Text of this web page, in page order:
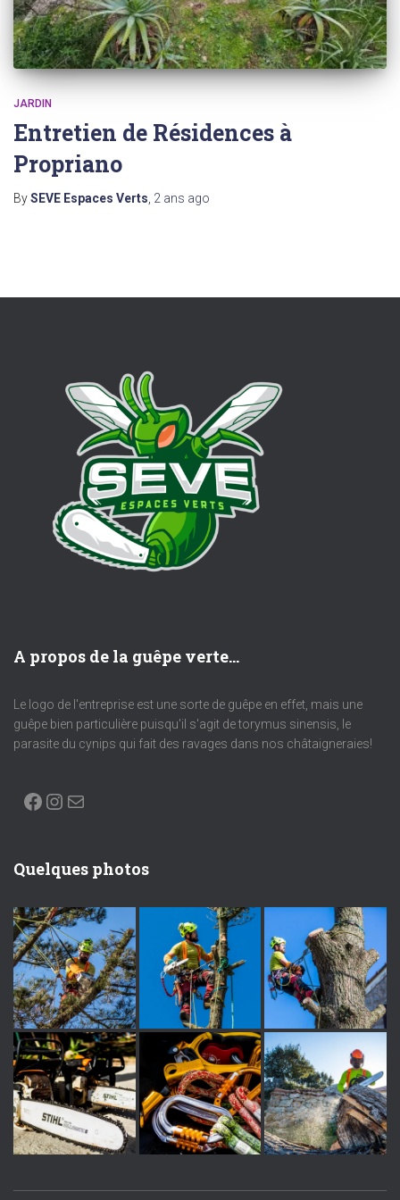
JARDIN
Entretien de Résidences à
Propriano
BySEVE Espaces Verts 2 ans ago
A propos de la guêpe verte...
Le logo de l'entreprise est une sorte de guêpe en effet, mais une
guêpe bien particulière puisqu'il s'agit de torymus sinensis, le
parasite du cynips qui fait des ravages dans nos châtaigneraies!
FACEBOOK INSTAGRAM
Quelques photos